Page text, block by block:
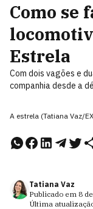
Como se
Estrela
Com dois vagões e
companhia desde a
A estrela (Tatiana Vaz/
Tatiana Vaz
Publicado em 8
Última